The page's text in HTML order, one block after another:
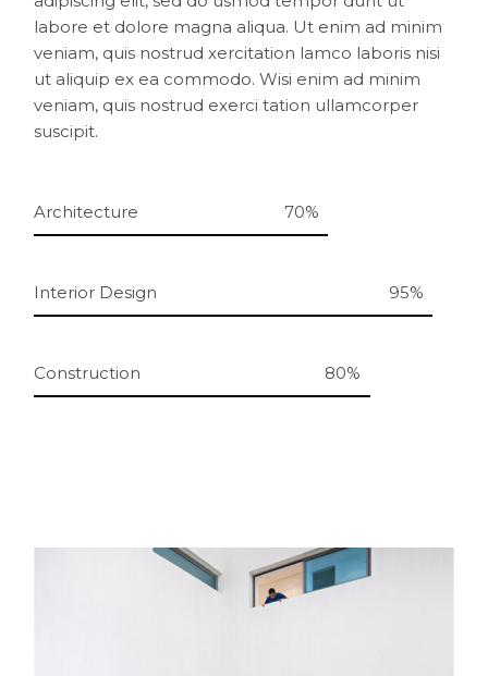
labore et dolore magna aliqua. Ut enim ad minim
veniam, quis nostrud xercitation lamco laboris nisi
ut aliquip ex ea commodo. Wisi enim ad minim
veniam, quis nostrud exerci tation ullamcorper
suscipit.
70%
Architecture
95%
Interior Design
80%
Construction